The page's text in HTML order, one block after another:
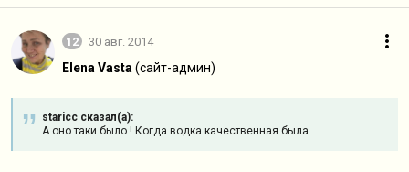
12 30 авг. 2014
Elena Vasta (сайт-админ)
staricc сказал(а):
А оно таки было ! Когда водка качественная была